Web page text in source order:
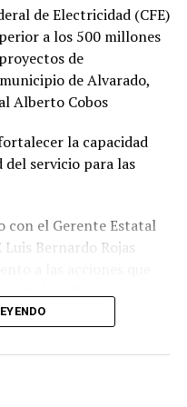
de estas personas
todo Xalapa, están por
municipios
económica
de Electricidad (CFE)
a los 500 millones
de
de Alvarado,
Alberto Cobos
la capacidad
del servicio para las
con el Gerente Estatal
Bernardo Rojas
centro de la
y fortalecimiento de la